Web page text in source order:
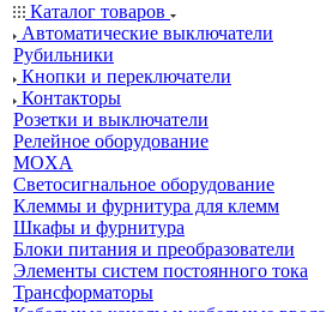
Каталог товаров
Автоматические выключатели
Рубильники
Кнопки и переключатели
Контакторы
Розетки и выключатели
Релейное оборудование
MOXA
Светосигнальное оборудование
Клеммы и фурнитура для клемм
Шкафы и фурнитура
Блоки питания и преобразователи
Элементы систем постоянного тока
Трансформаторы